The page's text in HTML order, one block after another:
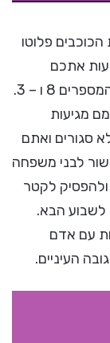
הכוכבים פלוטו
אתכם
בכיוונם של אנשים ומקומות המושפעים מן המספרים 8 ו – 3.
מגיעות
סגורים ואתם
לבני משפחה
ולהפסיק לקטר
לשבוע הבא.
עם אדם
העיניים.